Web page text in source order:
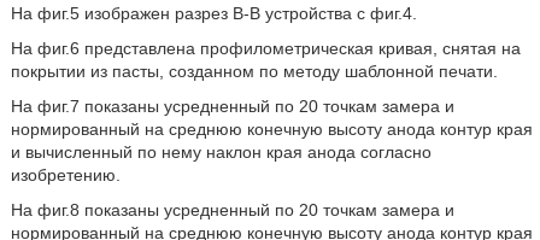
На фиг.5 изображен разрез В-В устройства с фиг.4.
На фиг.6 представлена профилометрическая кривая, снятая на
покрытии из пасты, созданном по методу шаблонной печати.
На фиг.7 показаны усредненный по 20 точкам замера и
нормированный на среднюю конечную высоту анода контур края
и вычисленный по нему наклон края анода согласно
изобретению.
На фиг.8 показаны усредненный по 20 точкам замера и
нормированный на среднюю конечную высоту анода контур края